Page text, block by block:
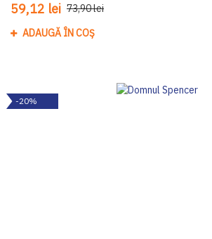
59,12 lei 73,90 lei
ADAUGĂ ÎN COȘ
-20%